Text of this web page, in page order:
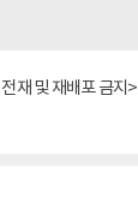
재 및 재배포 금지>